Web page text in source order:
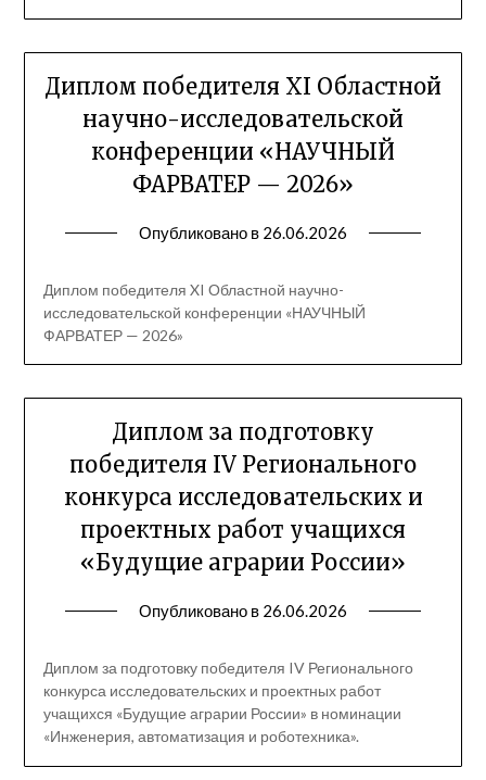
Диплом победителя XI Областной
научно-исследовательской
конференции «НАУЧНЫЙ
ФАРВАТЕР — 2026»
Опубликовано в 26.06.2026
Диплом победителя XI Областной научно-
исследовательской конференции «НАУЧНЫЙ
ФАРВАТЕР — 2026»
Диплом за подготовку
победителя IV Регионального
конкурса исследовательских и
проектных работ учащихся
«Будущие аграрии России»
Опубликовано в 26.06.2026
Диплом за подготовку победителя IV Регионального
конкурса исследовательских и проектных работ
учащихся «Будущие аграрии России» в номинации
«Инженерия, автоматизация и роботехника».